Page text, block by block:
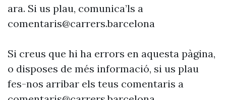
ara. Si us plau, comunica’ls a
comentaris@carrers.barcelona
Si creus que hi ha errors en aquesta pàgina,
o disposes de més informació, si us plau
fes-nos arribar els teus comentaris a